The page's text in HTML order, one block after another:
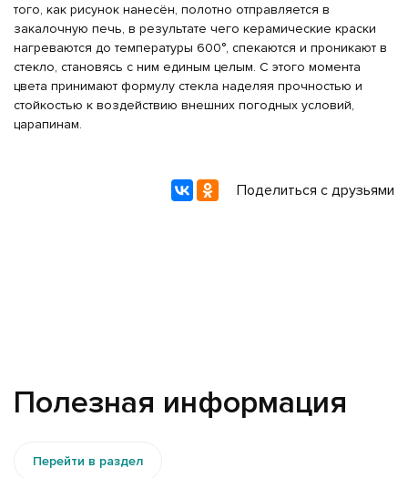
того, как рисунок нанесён, полотно отправляется в
закалочную печь, в результате чего керамические краски
нагреваются до температуры 600°, спекаются и проникают в
стекло, становясь с ним единым целым. С этого момента
цвета принимают формулу стекла наделяя прочностью и
стойкостью к воздействию внешних погодных условий,
царапинам.
Поделиться с друзьями
Полезная информация
Перейти в раздел